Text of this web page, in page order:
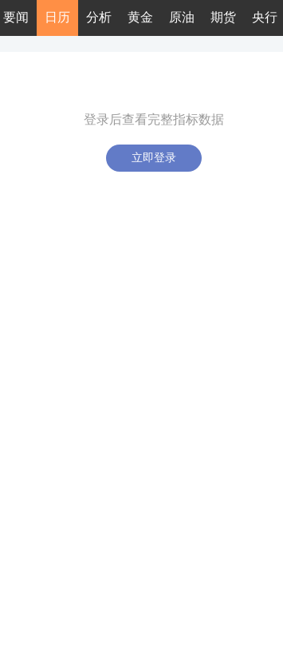
要闻 日历 分析 黄金 原油 期货 央行
登录后查看完整指标数据
立即登录